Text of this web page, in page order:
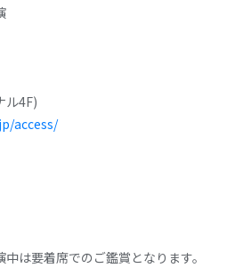
ル4F)
access/
は要着席でのご鑑賞となります。